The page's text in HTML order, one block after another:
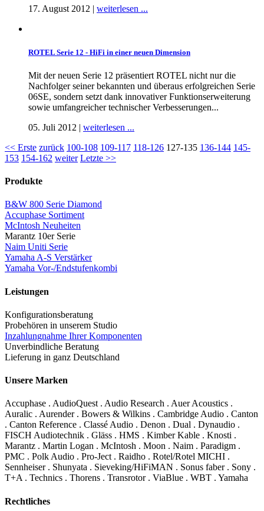
17. August 2012 | weiterlesen ...
ROTEL Serie 12 - HiFi in einer neuen Dimension
Mit der neuen Serie 12 präsentiert ROTEL nicht nur die
Nachfolger seiner bekannten und überaus erfolgreichen Serie
06SE, sondern setzt dank innovativer Funktionserweiterung
sowie umfangreicher technischer Verbesserungen...
05. Juli 2012 | weiterlesen ...
<< Erste zurück 100-108 109-117 118-126 127-135 136-144 145-
153 154-162 weiter Letzte >>
Produkte
B&W 800 Serie Diamond
Accuphase Sortiment
McIntosh Neuheiten
Marantz 10er Serie
Naim Uniti Serie
Yamaha A-S Verstärker
Yamaha Vor-/Endstufenkombi
Leistungen
Konfigurationsberatung
Probehören in unserem Studio
Inzahlungnahme Ihrer Komponenten
Unverbindliche Beratung
Lieferung in ganz Deutschland
Unsere Marken
Accuphase . AudioQuest . Audio Research . Auer Acoustics .
Auralic . Aurender . Bowers & Wilkins . Cambridge Audio . Canton
. Canton Reference . Classé Audio . Denon . Dual . Dynaudio .
FISCH Audiotechnik . Gläss . HMS . Kimber Kable . Knosti .
Marantz . Martin Logan . McIntosh . Moon . Naim . Paradigm .
PMC . Polk Audio . Pro-Ject . Raidho . Rotel/Rotel MICHI .
Sennheiser . Shunyata . Sieveking/HiFiMAN . Sonus faber . Sony .
T+A . Technics . Thorens . Transrotor . ViaBlue . WBT . Yamaha
Rechtliches